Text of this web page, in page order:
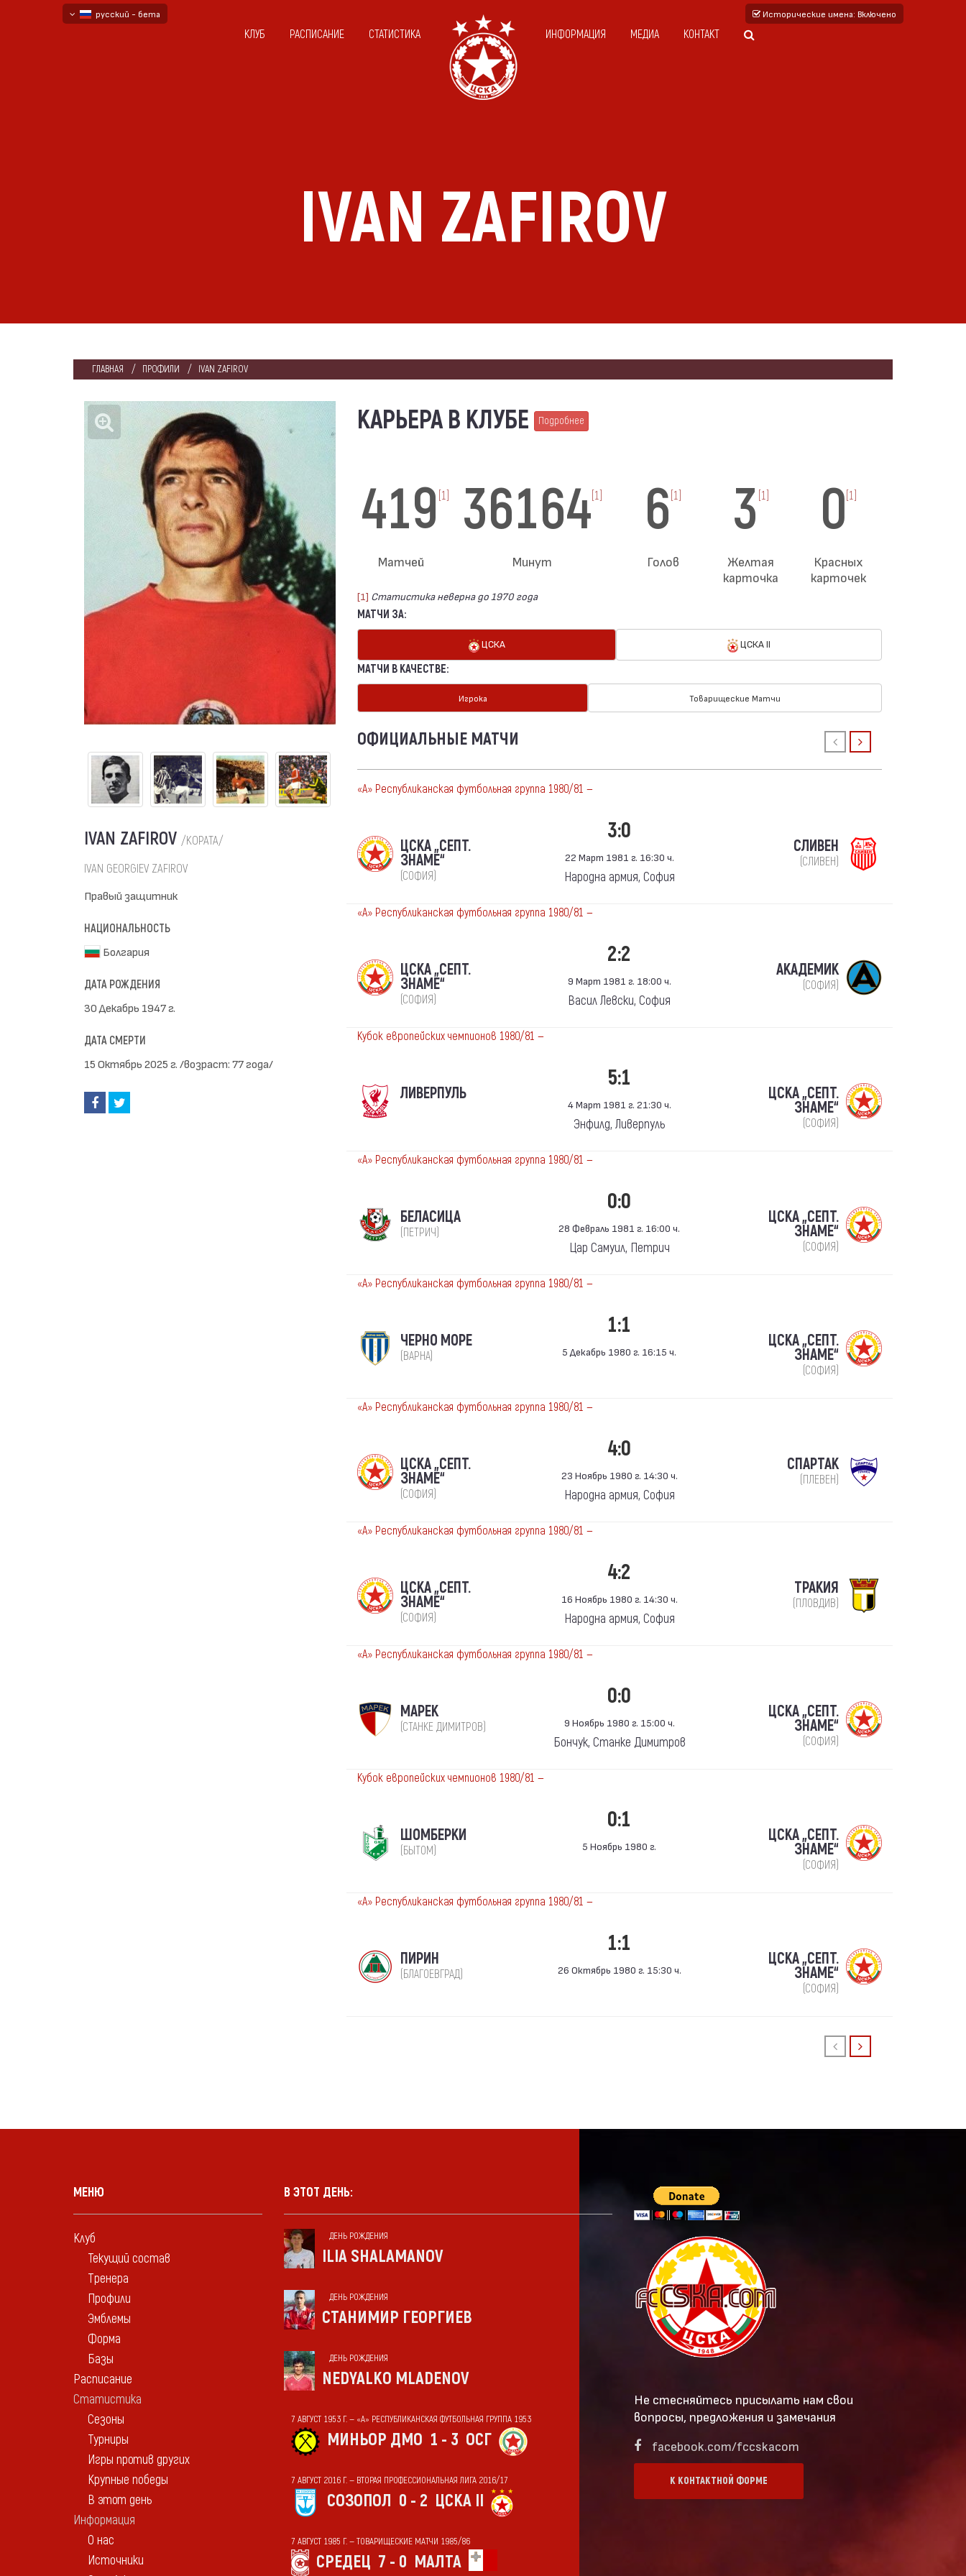
русский - бета
Исторические имена: Включено
КЛУБ РАСПИСАНИЕ СТАТИСТИКА ИНФОРМАЦИЯ МЕДИА КОНТАКТ
IVAN ZAFIROV
ГЛАВНАЯ ПРОФИЛИ IVAN ZAFIROV
IVAN ZAFIROV /KOPATA/
IVAN GEORGIEV ZAFIROV
Правый защитник
НАЦИОНАЛЬНОСТЬ
Болгария
ДАТА РОЖДЕНИЯ
30 Декабрь 1947 г.
ДАТА СМЕРТИ
15 Октябрь 2025 г. /возраст: 77 года/
КАРЬЕРА В КЛУБЕ Подробнее
419 [1]
Матчей
36164 [1]
Минут
6 [1]
Голов
3 [1]
Желтая
карточка
0 [1]
Красных
карточек
[1] Статистика неверна до 1970 года
МАТЧИ ЗА:
ЦСКА ЦСКА II
МАТЧИ В КАЧЕСТВЕ:
Игрока Товарищеские Матчи
ОФИЦИАЛЬНЫЕ МАТЧИ
«А» Республиканская футбольная группа 1980/81 —
ЦСКА „СЕПТ.
ЗНАМЕ“
(СОФИЯ)
3:0
22 Март 1981 г. 16:30 ч.
Народна армия, София
СЛИВЕН
(СЛИВЕН)
«А» Республиканская футбольная группа 1980/81 —
ЦСКА „СЕПТ.
ЗНАМЕ“
(СОФИЯ)
2:2
9 Март 1981 г. 18:00 ч.
Васил Левски, София
АКАДЕМИК
(СОФИЯ)
Кубок европейских чемпионов 1980/81 —
ЛИВЕРПУЛЬ
5:1
4 Март 1981 г. 21:30 ч.
Энфилд, Ливерпуль
ЦСКА „СЕПТ.
ЗНАМЕ“
(СОФИЯ)
«А» Республиканская футбольная группа 1980/81 —
БЕЛАСИЦА
(ПЕТРИЧ)
0:0
28 Февраль 1981 г. 16:00 ч.
Цар Самуил, Петрич
ЦСКА „СЕПТ.
ЗНАМЕ“
(СОФИЯ)
«А» Республиканская футбольная группа 1980/81 —
ЧЕРНО МОРЕ
(ВАРНА)
1:1
5 Декабрь 1980 г. 16:15 ч.
ЦСКА „СЕПТ.
ЗНАМЕ“
(СОФИЯ)
«А» Республиканская футбольная группа 1980/81 —
ЦСКА „СЕПТ.
ЗНАМЕ“
(СОФИЯ)
4:0
23 Ноябрь 1980 г. 14:30 ч.
Народна армия, София
СПАРТАК
(ПЛЕВЕН)
«А» Республиканская футбольная группа 1980/81 —
ЦСКА „СЕПТ.
ЗНАМЕ“
(СОФИЯ)
4:2
16 Ноябрь 1980 г. 14:30 ч.
Народна армия, София
ТРАКИЯ
(ПЛОВДИВ)
«А» Республиканская футбольная группа 1980/81 —
МАРЕК
(СТАНКЕ ДИМИТРОВ)
0:0
9 Ноябрь 1980 г. 15:00 ч.
Бончук, Станке Димитров
ЦСКА „СЕПТ.
ЗНАМЕ“
(СОФИЯ)
Кубок европейских чемпионов 1980/81 —
ШОМБЕРКИ
(БЫТОМ)
0:1
5 Ноябрь 1980 г.
ЦСКА „СЕПТ.
ЗНАМЕ“
(СОФИЯ)
«А» Республиканская футбольная группа 1980/81 —
ПИРИН
(БЛАГОЕВГРАД)
1:1
26 Октябрь 1980 г. 15:30 ч.
ЦСКА „СЕПТ.
ЗНАМЕ“
(СОФИЯ)
МЕНЮ
Клуб
Текущий состав
Тренера
Профили
Эмблемы
Форма
Базы
Расписание
Статистика
Сезоны
Турниры
Игры против других
Крупные победы
В этот день
Информация
О нас
Источники
В ЭТОТ ДЕНЬ:
ДЕНЬ РОЖДЕНИЯ
ILIA SHALAMANOV
ДЕНЬ РОЖДЕНИЯ
СТАНИМИР ГЕОРГИЕВ
ДЕНЬ РОЖДЕНИЯ
NEDYALKO MLADENOV
7 АВГУСТ 1953 Г. — «А» РЕСПУБЛИКАНСКАЯ ФУТБОЛЬНАЯ ГРУППА 1953
МИНЬОР ДМО 1 - 3 ОСГ
7 АВГУСТ 2016 Г. — ВТОРАЯ ПРОФЕССИОНАЛЬНАЯ ЛИГА 2016/17
СОЗОПОЛ 0 - 2 ЦСКА II
7 АВГУСТ 1985 Г. — ТОВАРИЩЕСКИЕ МАТЧИ 1985/86
СРЕДЕЦ 7 - 0 МАЛТА
Не стесняйтесь присылать нам свои
вопросы, предложения и замечания
facebook.com/fccskacom
К КОНТАКТНОЙ ФОРМЕ